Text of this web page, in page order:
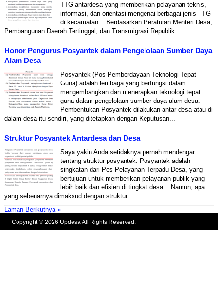
TTG antardesa yang memberikan pelayanan teknis,
informasi, dan orientasi mengenai berbagai jenis TTG
di kecamatan. Berdasarkan Peraturan Menteri Desa,
Pembangunan Daerah Tertinggal, dan Transmigrasi Republik...
Honor Pengurus Posyantek dalam Pengelolaan Sumber Daya
Alam Desa
Posyantek (Pos Pemberdayaan Teknologi Tepat
Guna) adalah lembaga yang berfungsi dalam
mengembangkan dan menerapkan teknologi tepat
guna dalam pengelolaan sumber daya alam desa.
Pembentukan Posyantek dilakukan antar desa atau di
dalam desa itu sendiri, yang ditetapkan dengan Keputusan...
Struktur Posyantek Antardesa dan Desa
Saya yakin Anda setidaknya pernah mendengar
tentang struktur posyantek. Posyantek adalah
singkatan dari Pos Pelayanan Terpadu Desa, yang
bertujuan untuk memberikan pelayanan publik yang
lebih baik dan efisien di tingkat desa. Namun, apa
yang sebenarnya dimaksud dengan struktur...
Laman Berikutnya »
Copyright © 2026 Updesa All Rights Reserved.